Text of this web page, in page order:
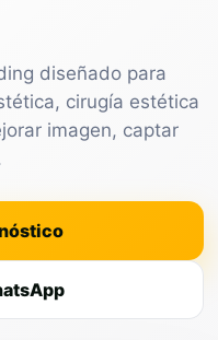
diseñado para
cirugía estética
imagen, captar